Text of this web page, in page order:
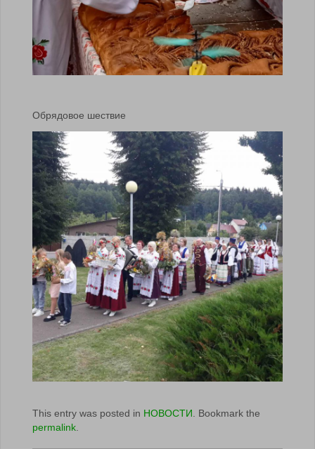
Обрядовое шествие
This entry was posted in НОВОСТИ . Bookmark the
permalink